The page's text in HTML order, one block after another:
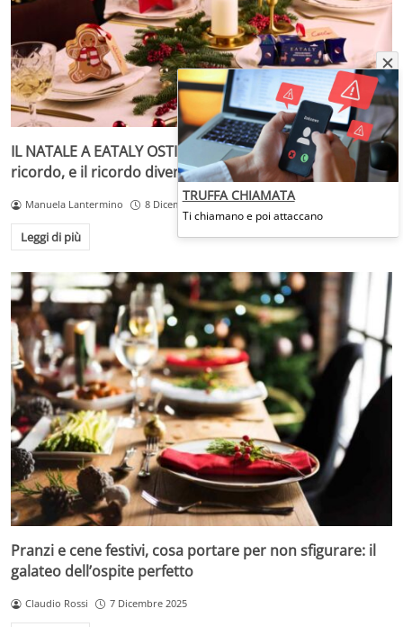
IL NATALE A EATALY OSTIENSE – Dove il gusto diventa
ricordo, e il ricordo diventa festa
Manuela Lantermino 8 Dicembre 2025
Leggi di più
Pranzi e cene festivi, cosa portare per non sfigurare: il
galateo dell’ospite perfetto
Claudio Rossi 7 Dicembre 2025
TRUFFA CHIAMATA
Ti chiamano e poi attaccano